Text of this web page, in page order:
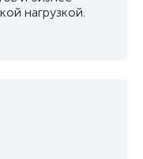
нагрузкой.